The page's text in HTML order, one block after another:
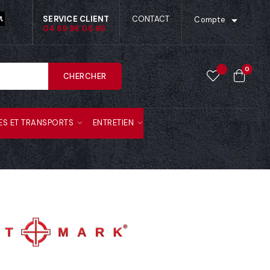
SERVICE CLIENT
04 69 96 06 99
CONTACT Compte 
CHERCHER
0
ET TRANSPORTS ENTRETIEN